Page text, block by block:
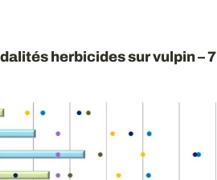
herbicides sur vulpin – 7